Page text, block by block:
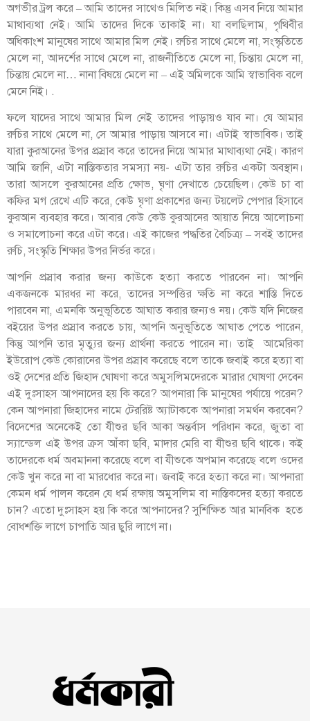
অগভীর ট্রল করে – আমি তাদের সাথেও মিলিত নই। কিন্তু এসব নিয়ে আমার
মাথাব্যথা নেই। আমি তাদের দিকে তাকাই না। যা বলছিলাম, পৃথিবীর
অধিকাংশ মানুষের সাথে আমার মিল নেই। রুচির সাথে মেলে না, সংস্কৃতিতে
মেলে না, আদর্শের সাথে মেলে না, রাজনীতিতে মেলে না, চিন্তায় মেলে না,
চিন্তায় মেলে না… নানা বিষয়ে মেলে না – এই অমিলকে আমি স্বাভাবিক বলে
মেনে নিই। .
ফলে যাদের সাথে আমার মিল নেই তাদের পাড়ায়ও যাব না। যে আমার
রুচির সাথে মেলে না, সে আমার পাড়ায় আসবে না। এটাই স্বাভাবিক। তাই
যারা কুরআনের উপর প্রস্রাব করে তাদের নিয়ে আমার মাথাব্যথা নেই। কারণ
আমি জানি, এটা নাস্তিকতার সমস্যা নয়- এটা তার রুচির একটা অবস্থান।
তারা আসলে কুরআনের প্রতি ক্ষোভ, ঘৃণা দেখাতে চেয়েছিল। কেউ চা বা
কফির মগ রেখে এটি করে, কেউ ঘৃণা প্রকাশের জন্য টয়লেট পেপার হিসাবে
কুরআন ব্যবহার করে। আবার কেউ কেউ কুরআনের আয়াত নিয়ে আলোচনা
ও সমালোচনা করে এটা করে। এই কাজের পদ্ধতির বৈচিত্র্য – সবই তাদের
রুচি, সংস্কৃতি শিক্ষার উপর নির্ভর করে।
আপনি প্রস্রাব করার জন্য কাউকে হত্যা করতে পারবেন না। আপনি
একজনকে মারধর না করে, তাদের সম্পত্তির ক্ষতি না করে শাস্তি দিতে
পারবেন না, এমনকি অনুভূতিতে আঘাত করার জন্যও নয়। কেউ যদি নিজের
বইয়ের উপর প্রস্রাব করতে চায়, আপনি অনুভূতিতে আঘাত পেতে পারেন,
কিন্তু আপনি তার মৃত্যুর জন্য প্রার্থনা করতে পারেন না। তাই আমেরিকা
ইউরোপ কেউ কোরানের উপর প্রস্রাব করেছে বলে তাকে জবাই করে হত্যা বা
ওই দেশের প্রতি জিহাদ ঘোষণা করে অমুসলিমদেরকে মারার ঘোষণা দেবেন
এই দুঃসাহস আপনাদের হয় কি করে? আপনারা কি মানুষের পর্যায়ে পরেন?
কেন আপনারা জিহাদের নামে টেররিষ্ট অ্যাটাককে আপনারা সমর্থন করবেন?
বিদেশের অনেকেই তো যীশুর ছবি আকা অন্তর্বাস পরিধান করে, জুতা বা
স্যান্ডেল এই উপর ক্রস আঁকা ছবি, মাদার মেরি বা যীশুর ছবি থাকে। কই
তাদেরকে ধর্ম অবমাননা করেছে বলে বা যীশুকে অপমান করেছে বলে ওদের
কেউ খুন করে না বা মারধোর করে না। জবাই করে হত্যা করে না। আপনারা
কেমন ধর্ম পালন করেন যে ধর্ম রক্ষায় অমুসলিম বা নাস্তিকদের হত্যা করতে
চান? এতো দুঃসাহস হয় কি করে আপনাদের? সুশিক্ষিত আর মানবিক হতে
বোধশক্তি লাগে চাপাতি আর ছুরি লাগে না।